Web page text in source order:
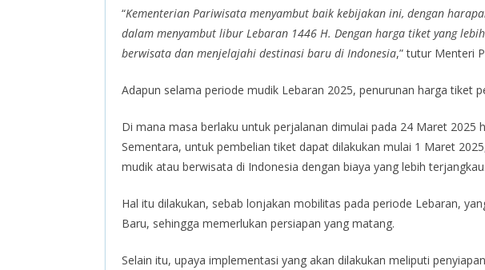
“Kementerian Pariwisata menyambut baik kebijakan ini, dengan
dalam menyambut libur Lebaran 1446 H. Dengan harga tiket yang
berwisata dan menjelajahi destinasi baru di Indonesia,” tutur Menteri
Adapun selama periode mudik Lebaran 2025, penurunan harga tiket
Di mana masa berlaku untuk perjalanan dimulai pada 24 Maret
Sementara, untuk pembelian tiket dapat dilakukan mulai 1 Maret
mudik atau berwisata di Indonesia dengan biaya yang lebih terjangkau.
Hal itu dilakukan, sebab lonjakan mobilitas pada periode Lebaran,
Baru, sehingga memerlukan persiapan yang matang.
Selain itu, upaya implementasi yang akan dilakukan meliputi